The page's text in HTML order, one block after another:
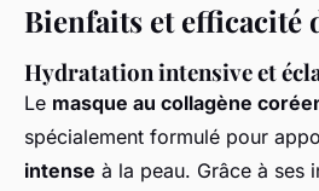
Bienfaits et efficacité
Hydratation intensive et
Le masque au collagène
spécialement formulé pour
intense à la peau. Grâce à ses